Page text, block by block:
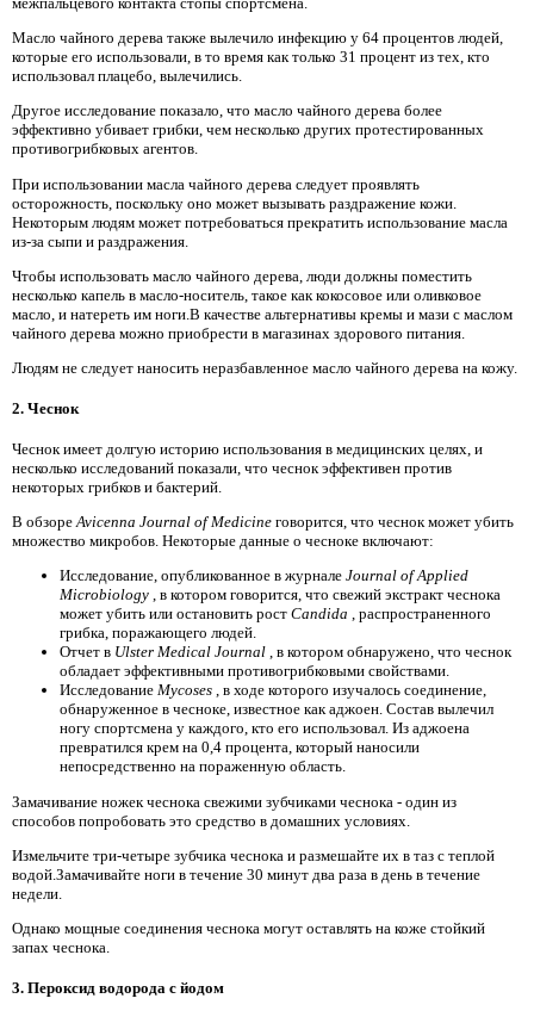
Масло чайного дерева также вылечило инфекцию у 64 процентов людей,
которые его использовали, в то время как только 31 процент из тех, кто
использовал плацебо, вылечились.
Другое исследование показало, что масло чайного дерева более
эффективно убивает грибки, чем несколько других протестированных
противогрибковых агентов.
При использовании масла чайного дерева следует проявлять
осторожность, поскольку оно может вызывать раздражение кожи.
Некоторым людям может потребоваться прекратить использование масла
из-за сыпи и раздражения.
Чтобы использовать масло чайного дерева, люди должны поместить
несколько капель в масло-носитель, такое как кокосовое или оливковое
масло, и натереть им ноги.В качестве альтернативы кремы и мази с маслом
чайного дерева можно приобрести в магазинах здорового питания.
Людям не следует наносить неразбавленное масло чайного дерева на кожу.
2. Чеснок
Чеснок имеет долгую историю использования в медицинских целях, и
несколько исследований показали, что чеснок эффективен против
некоторых грибков и бактерий.
В обзореAvicenna Journal of Medicine говорится, что чеснок может убить
множество микробов. Некоторые данные о чесноке включают:
Исследование, опубликованное в журнале Journal of Applied
Microbiology , в котором говорится, что свежий экстракт чеснока
может убить или остановить рост Candida , распространенного
грибка, поражающего людей.
Отчет в Ulster Medical Journal , в котором обнаружено, что чеснок
обладает эффективными противогрибковыми свойствами.
Исследование Mycoses , в ходе которого изучалось соединение,
обнаруженное в чесноке, известное как аджоен. Состав вылечил
ногу спортсмена у каждого, кто его использовал. Из аджоена
превратился крем на 0,4 процента, который наносили
непосредственно на пораженную область.
Замачивание ножек чеснока свежими зубчиками чеснока - один из
способов попробовать это средство в домашних условиях.
Измельчите три-четыре зубчика чеснока и размешайте их в таз с теплой
водой.Замачивайте ноги в течение 30 минут два раза в день в течение
недели.
Однако мощные соединения чеснока могут оставлять на коже стойкий
запах чеснока.
3. Пероксид водорода с йодом